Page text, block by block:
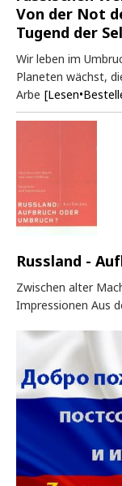
Von der Not
Tugend der
Wir leben im
Planeten wächst,
Arbe
Russland -
Zwischen alter
Impressionen Aus